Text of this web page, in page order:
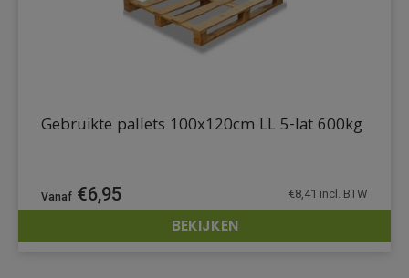
DETAILS
Gebruikte pallets 100x120cm LL 5-lat 600kg
€6,95 €8,41 incl. BTW
BEKIJKEN